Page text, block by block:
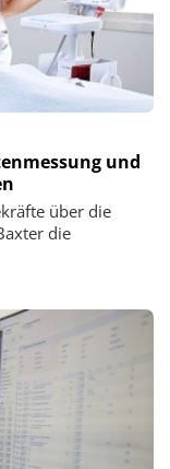
und
über die
die